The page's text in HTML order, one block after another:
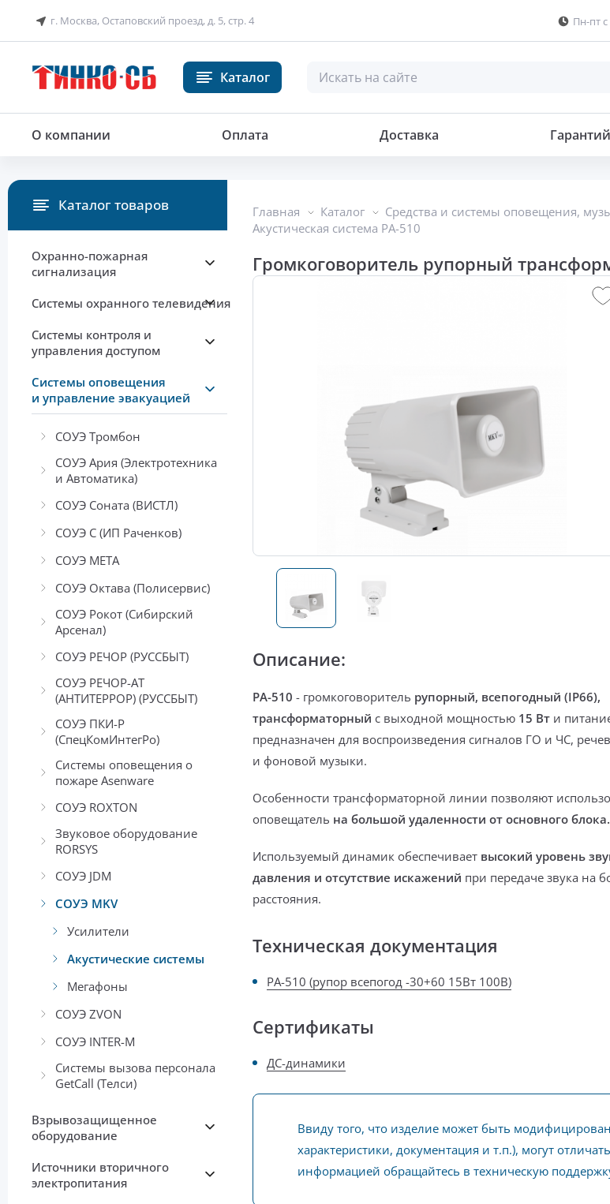
г. Москва, Остаповский проезд, д. 5, стр. 4 Пн-пт с
Каталог
О компании Оплата Доставка
Главная Каталог Средства и системы оповещения,
Акустическая система PA-510
Громкоговоритель рупорный
Описание:
PA-510 - громкоговоритель рупорный, всепогодный (IP66),
трансформаторный с выходной мощностью 15 Вт и
предназначен для воспроизведения сигналов ГО и ЧС,
и фоновой музыки.
Особенности трансформаторной линии позволяют
оповещатель на большой удаленности от основного блока.
Используемый динамик обеспечивает высокий уровень
давления и отсутствие искажений при передаче звука на
расстояния.
Техническая документация
PA-510 (рупор всепогод -30+60 15Вт 100В)
Сертификаты
ДС-динамики
Ввиду того, что изделие может быть
характеристики, документация и т.п.), могут
информацией обращайтесь в техническую
Каталог товаров
Охранно-пожарная
сигнализация
Системы охранного телевидения
Системы контроля и
управления доступом
Системы оповещения
и управление эвакуацией
СОУЭ Тромбон
СОУЭ Ария (Электротехника
и Автоматика)
СОУЭ Соната (ВИСТЛ)
СОУЭ С (ИП Раченков)
СОУЭ МЕТА
СОУЭ Октава (Полисервис)
СОУЭ Рокот (Сибирский
Арсенал)
СОУЭ РЕЧОР (РУССБЫТ)
СОУЭ РЕЧОР-АТ
(АНТИТЕРРОР) (РУССБЫТ)
СОУЭ ПКИ-Р
(СпецКомИнтегРо)
Системы оповещения о
пожаре Asenware
СОУЭ ROXTON
Звуковое оборудование
RORSYS
СОУЭ JDM
СОУЭ MKV
Усилители
Акустические системы
Мегафоны
СОУЭ ZVON
СОУЭ INTER-М
Системы вызова персонала
GetCall (Телси)
Взрывозащищенное
оборудование
Источники вторичного
электропитания